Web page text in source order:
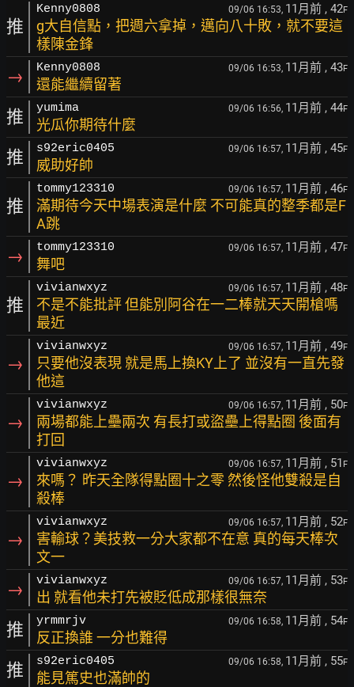
推
Kenny0808 09/06 16:53, 11月前 , 42F
g大自信點，把週六拿掉，邁向八十敗，就不要這
樣陳金鋒
→ Kenny0808 09/06 16:53, 11月前 , 43F
還能繼續留著
推 yumima 09/06 16:56, 11月前 , 44F
光瓜你期待什麼
推 s92eric0405 09/06 16:57, 11月前 , 45F
威助好帥
推
tommy123310 09/06 16:57, 11月前 , 46F
滿期待今天中場表演是什麼 不可能真的整季都是F
A跳
→ tommy123310 09/06 16:57, 11月前 , 47F
舞吧
推
vivianwxyz 09/06 16:57, 11月前 , 48F
不是不能批評 但能別阿谷在一二棒就天天開槍嗎
最近
→
vivianwxyz 09/06 16:57, 11月前 , 49F
只要他沒表現 就是馬上換KY上了 並沒有一直先發
他這
→
vivianwxyz 09/06 16:57, 11月前 , 50F
兩場都能上壘兩次 有長打或盜壘上得點圈 後面有
打回
→
vivianwxyz 09/06 16:57, 11月前 , 51 F
來嗎？ 昨天全隊得點圈十之零 然後怪他雙殺是自
殺棒
→
vivianwxyz 09/06 16:57, 11月前 , 52F
害輸球？美技救一分大家都不在意 真的每天棒次
文一
→ vivianwxyz 09/06 16:57, 11月前 , 53F
出 就看他未打先被貶低成那樣很無奈
推 yrmmrjv 09/06 16:58, 11月前 , 54F
反正換誰 一分也難得
推 s92eric0405 09/06 16:58, 11月前 , 55F
能見篤史也滿帥的